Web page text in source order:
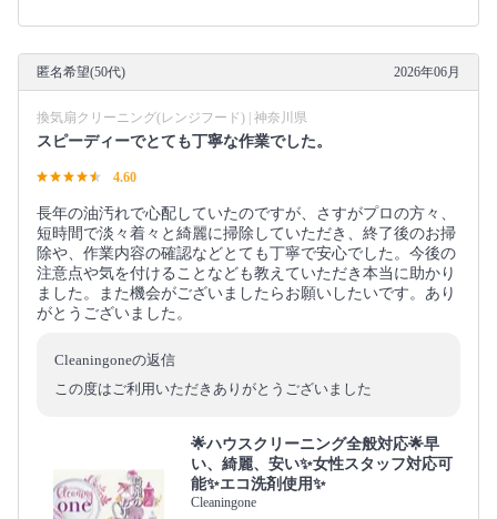
匿名希望(50代) 2026年06月
換気扇クリーニング(レンジフード) | 神奈川県
スピーディーでとても丁寧な作業でした。
4.60
長年の油汚れで心配していたのですが、さすがプロの方々、
短時間で淡々着々と綺麗に掃除していただき、終了後のお掃
除や、作業内容の確認などとても丁寧で安心でした。今後の
注意点や気を付けることなども教えていただき本当に助かり
ました。また機会がございましたらお願いしたいです。あり
がとうございました。
Cleaningoneの返信
この度はご利用いただきありがとうございました
🌟ハウスクリーニング全般対応🌟早
い、綺麗、安い✨女性スタッフ対応可
能✨エコ洗剤使用✨
Cleaningone